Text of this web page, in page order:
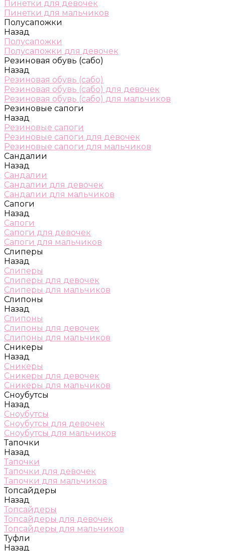
Пинетки для девочек
Пинетки для мальчиков
Полусапожки
Назад
Полусапожки
Полусапожки для девочек
Резиновая обувь (сабо)
Назад
Резиновая обувь (сабо)
Резиновая обувь (сабо) для девочек
Резиновая обувь (сабо) для мальчиков
Резиновые сапоги
Назад
Резиновые сапоги
Резиновые сапоги для девочек
Резиновые сапоги для мальчиков
Сандалии
Назад
Сандалии
Сандалии для девочек
Сандалии для мальчиков
Сапоги
Назад
Сапоги
Сапоги для девочек
Сапоги для мальчиков
Слиперы
Назад
Слиперы
Слиперы для девочек
Слиперы для мальчиков
Слипоны
Назад
Слипоны
Слипоны для девочек
Слипоны для мальчиков
Сникеры
Назад
Сникеры
Сникеры для девочек
Сникеры для мальчиков
Сноубутсы
Назад
Сноубутсы
Сноубутсы для девочек
Сноубутсы для мальчиков
Тапочки
Назад
Тапочки
Тапочки для девочек
Тапочки для мальчиков
Топсайдеры
Назад
Топсайдеры
Топсайдеры для девочек
Топсайдеры для мальчиков
Туфли
Назад